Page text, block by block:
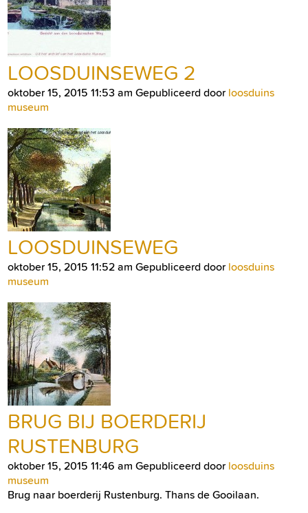
LOOSDUINSEWEG 2
oktober 15, 2015 11:53 am Gepubliceerd door loosduins
museum
LOOSDUINSEWEG
oktober 15, 2015 11:52 am Gepubliceerd door loosduins
museum
BRUG BIJ BOERDERIJ
RUSTENBURG
oktober 15, 2015 11:46 am Gepubliceerd door loosduins
museum
Brug naar boerderij Rustenburg. Thans de Gooilaan.